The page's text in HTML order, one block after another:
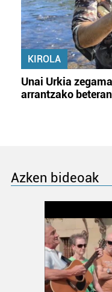
KIROLA
Unai Urkia
arrantzako
Azken bideoak